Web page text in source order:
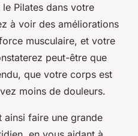
Pilates dans votre
à voir des améliorations
musculaire, et votre
peut-être que
que votre corps est
moins de douleurs.
ainsi faire une grande